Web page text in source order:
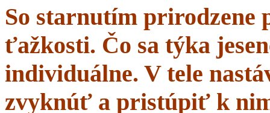
So starnutím prirodzene
ťažkosti. Čo sa týka
individuálne. V tele
zvyknúť a pristúpiť k